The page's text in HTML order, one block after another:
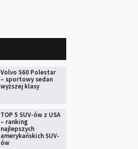
Volvo S60 Polestar
– sportowy sedan
wyższej klasy
TOP 5 SUV-ów z USA
– ranking
najlepszych
amerykańskich SUV-
ów